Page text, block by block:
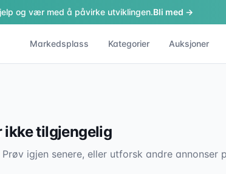
og vær med å påvirke utviklingen.Bli med →
Markedsplass Kategorier Auksjoner
ikke tilgjengelig
igjen senere, eller utforsk andre annonser